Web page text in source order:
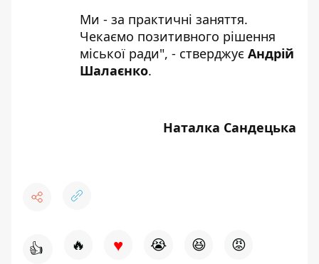
Ми - за практичні заняття.
Чекаємо позитивного рішення
міської ради", - стверджує Андрій
Шалаєнко.
Наталка Сандецька
👍 🔥 ♥ 😭 😆 😡